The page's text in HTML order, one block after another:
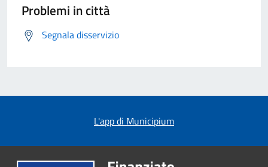
Problemi in città
Segnala disservizio
L'app di Municipium